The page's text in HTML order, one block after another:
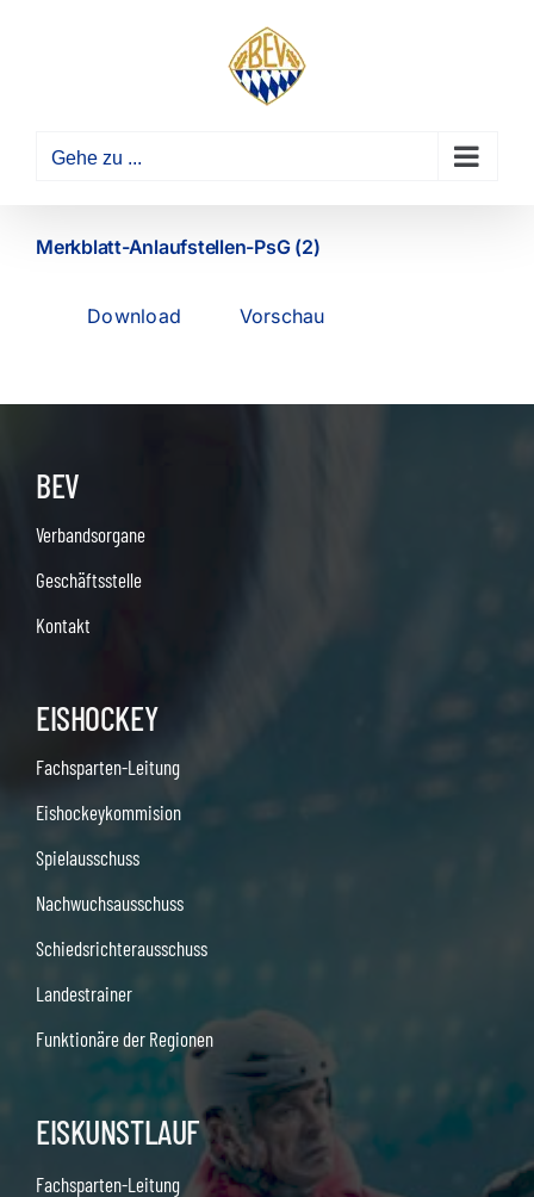
Gehe zu ...
Merkblatt-Anlaufstellen-PsG (2)
Download Vorschau
BEV
Verbandsorgane
Geschäftsstelle
Kontakt
EISHOCKEY
Fachsparten-Leitung
Eishockeykommision
Spielausschuss
Nachwuchsausschuss
Schiedsrichterausschuss
Landestrainer
Funktionäre der Regionen
EISKUNSTLAUF
Fachsparten-Leitung